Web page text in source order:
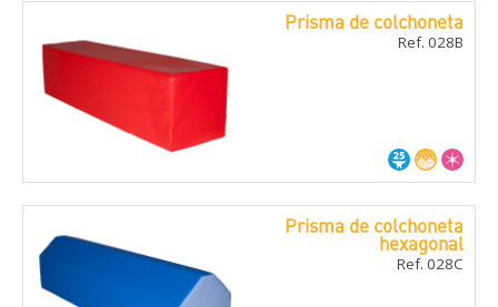
Prisma de colchoneta
Ref. 028B
Prisma de colchoneta
hexagonal
Ref. 028C